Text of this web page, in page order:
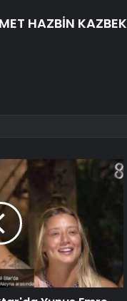
HAZBİN KAZBEK